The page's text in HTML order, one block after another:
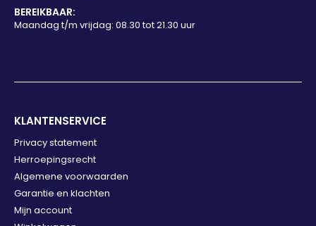
BEREIKBAAR:
Maandag t/m vrijdag: 08.30 tot 21.30 uur
KLANTENSERVICE
Privacy statement
Herroepingsrecht
Algemene voorwaarden
Garantie en klachten
Mijn account